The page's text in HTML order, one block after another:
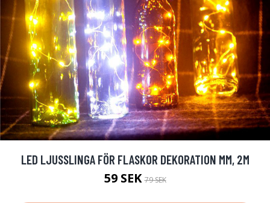
LED LJUSSLINGA FÖR FLASKOR DEKORATION MM, 2M
59 SEK79 SEK